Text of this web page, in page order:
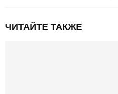
ЧИТАЙТЕ ТАКЖЕ